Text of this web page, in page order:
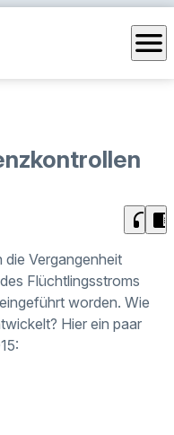
menu
headphones chrome_reader_mode
die Vergangenheit
Flüchtlingsstroms
worden. Wie
Hier ein paar